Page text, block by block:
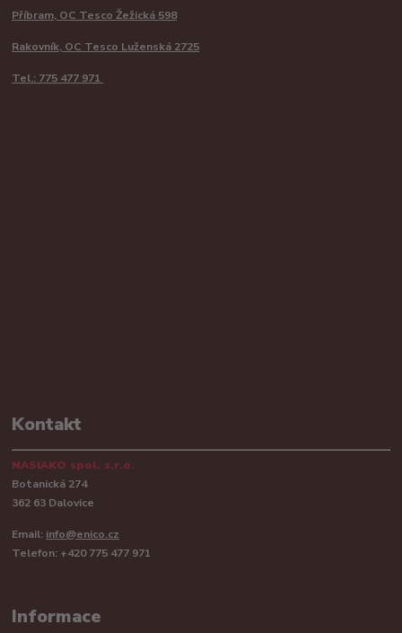
Příbram, OC Tesco Žežická 598
Rakovník, OC Tesco Luženská 2725
Tel.: 775 477 971
Kontakt
NASIAKO spol. s.r.o.
Botanická 274
362 63 Dalovice
Email: info@enico.cz
Telefon: +420 775 477 971
Informace